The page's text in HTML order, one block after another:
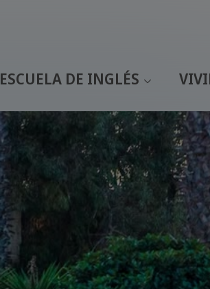
ESCUELA DE INGLÉS